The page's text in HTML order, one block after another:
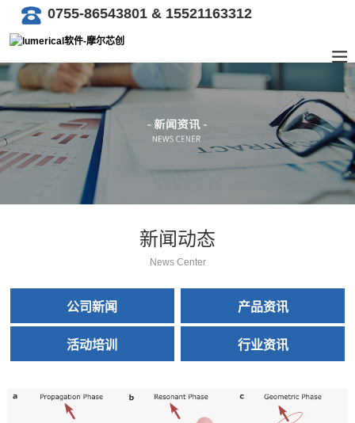
0755-86543801 & 15521163312
新闻动态
News Center
公司新闻 产品资讯
活动培训 行业资讯